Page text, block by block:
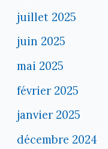
juillet 2025
juin 2025
mai 2025
février 2025
janvier 2025
décembre 2024